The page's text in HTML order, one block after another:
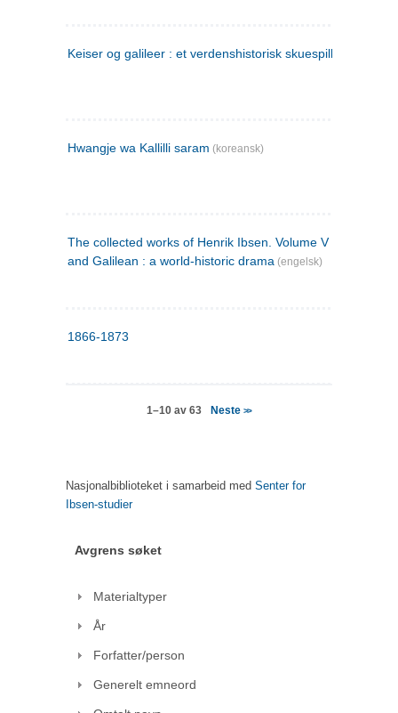
Keiser og galileer : et verdenshistorisk skuespill (1873)
Hwangje wa Kallilli saram (koreansk)
The collected works of Henrik Ibsen. Volume V : Emperor
and Galilean : a world-historic drama (engelsk)
1866-1873
1–10 av 63 Neste>>
Nasjonalbiblioteket i samarbeid med Senter for
Ibsen-studier
Avgrens søket
Materialtyper
År
Forfatter/person
Generelt emneord